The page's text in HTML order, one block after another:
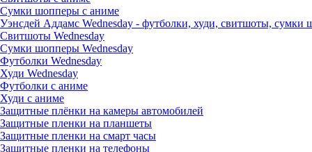
Сумки шопперы с аниме
Уэнсдей Аддамс Wednesday - футболки, худи, свитшоты, сумки
Свитшоты Wednesday
Сумки шопперы Wednesday
Футболки Wednesday
Худи Wednesday
Футболки с аниме
Худи с аниме
Защитные плёнки на камеры автомобилей
Защитные пленки на планшеты
Защитные пленки на смарт часы
Защитные пленки на телефоны